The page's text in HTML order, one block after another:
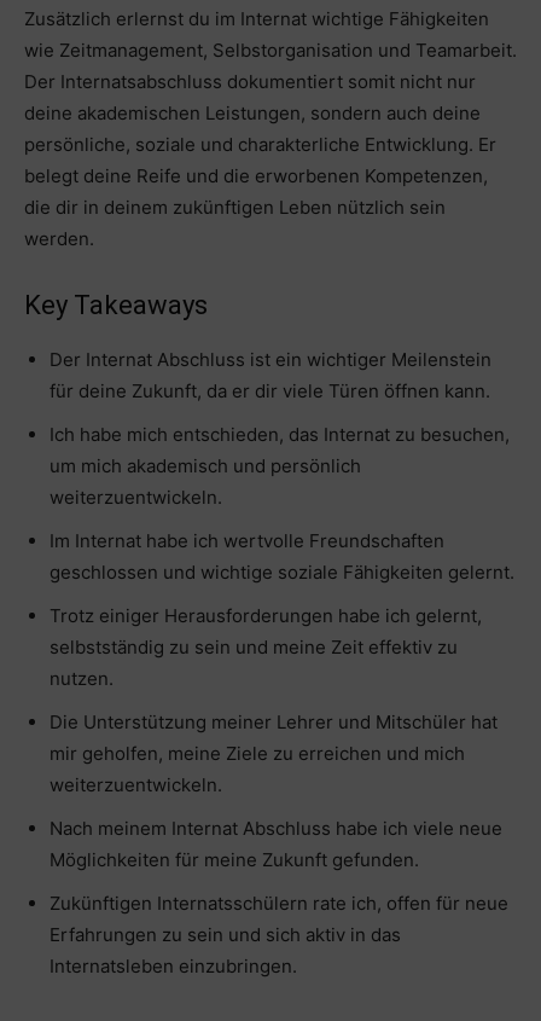
Zusätzlich erlernst du im Internat wichtige Fähigkeiten
wie Zeitmanagement, Selbstorganisation und Teamarbeit.
Der Internatsabschluss dokumentiert somit nicht nur
deine akademischen Leistungen, sondern auch deine
persönliche, soziale und charakterliche Entwicklung. Er
belegt deine Reife und die erworbenen Kompetenzen,
die dir in deinem zukünftigen Leben nützlich sein
werden.
Key Takeaways
Der Internat Abschluss ist ein wichtiger Meilenstein
für deine Zukunft, da er dir viele Türen öffnen kann.
Ich habe mich entschieden, das Internat zu besuchen,
um mich akademisch und persönlich
weiterzuentwickeln.
Im Internat habe ich wertvolle Freundschaften
geschlossen und wichtige soziale Fähigkeiten gelernt.
Trotz einiger Herausforderungen habe ich gelernt,
selbstständig zu sein und meine Zeit effektiv zu
nutzen.
Die Unterstützung meiner Lehrer und Mitschüler hat
mir geholfen, meine Ziele zu erreichen und mich
weiterzuentwickeln.
Nach meinem Internat Abschluss habe ich viele neue
Möglichkeiten für meine Zukunft gefunden.
Zukünftigen Internatsschülern rate ich, offen für neue
Erfahrungen zu sein und sich aktiv in das
Internatsleben einzubringen.